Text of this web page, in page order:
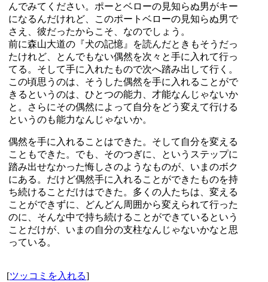
んでみてください。ポーとベローの見知らぬ男がキー
になるんだけれど、このポートベローの見知らぬ男で
さえ、彼だったからこそ、なのでしょう。
前に森山大道の『犬の記憶』を読んだときもそうだっ
たけれど、とんでもない偶然を次々と手に入れて行っ
てる。そして手に入れたもので次へ踏み出して行く。
この頃思うのは、そうした偶然を手に入れることがで
きるというのは、ひとつの能力、才能なんじゃないか
と。さらにその偶然によって自分をどう変えて行ける
というのも能力なんじゃないか。
偶然を手に入れることはできた。そして自分を変える
こともできた。でも、そのつぎに、というステップに
踏み出せなかった悔しさのようなものが、いまのボク
にある。だけど偶然手に入れることができたものを持
ち続けることだけはできた。多くの人たちは、変える
ことができずに、どんどん周囲から変えられて行った
のに、そんな中で持ち続けることができているという
ことだけが、いまの自分の支柱なんじゃないかなと思
っている。
[ツッコミを入れる]